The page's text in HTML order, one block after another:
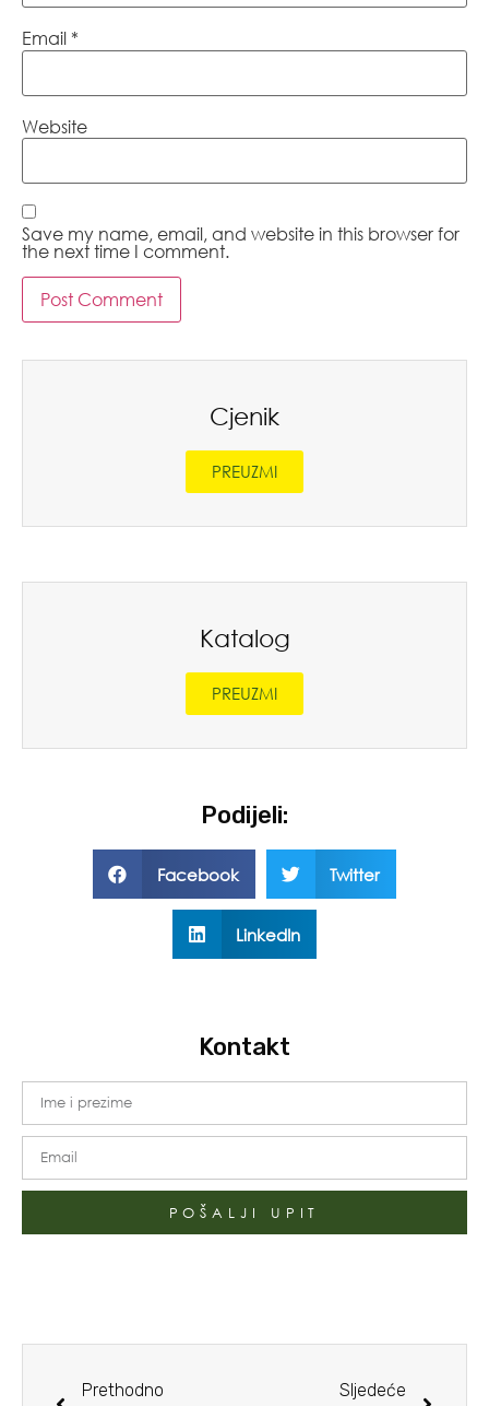
Email *
Website
Save my name, email, and website in this browser for
the next time I comment.
Cjenik
PREUZMI
Katalog
PREUZMI
Podijeli:
Facebook Twitter
LinkedIn
Kontakt
POŠALJI UPIT
Prethodno Sljedeće